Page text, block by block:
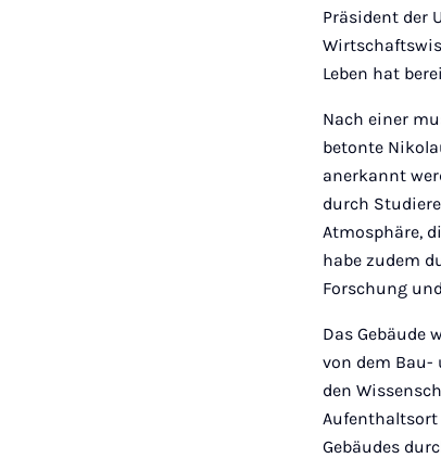
Präsident der
Leben hat
Nach einer
betonte
anerkannt
durch
Atmosphäre,
habe zudem
Forschung
Das Gebäude
von dem Bau-
den
Aufenthaltsort
Gebäudes